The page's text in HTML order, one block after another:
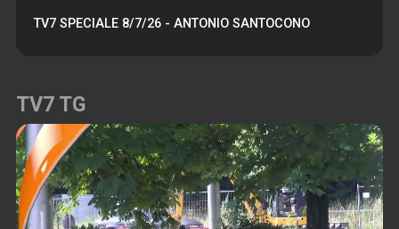
TV7 SPECIALE 8/7/26 - ANTONIO SANTOCONO
TV7 TG